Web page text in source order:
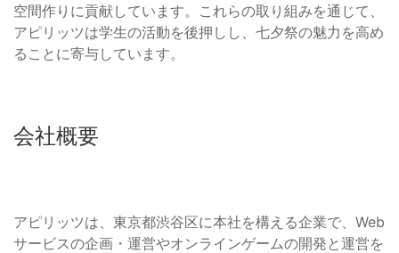
空間作りに貢献しています。これらの取り組みを通じて、
アピリッツは学生の活動を後押しし、七夕祭の魅力を高め
ることに寄与しています。
会社概要
アピリッツは、東京都渋谷区に本社を構える企業で、Web
サービスの企画・運営やオンラインゲームの開発と運営を